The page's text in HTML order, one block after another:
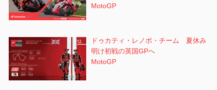
MotoGP
ドゥカティ・レノボ・チーム 夏休み
明け初戦の英国GPへ
MotoGP